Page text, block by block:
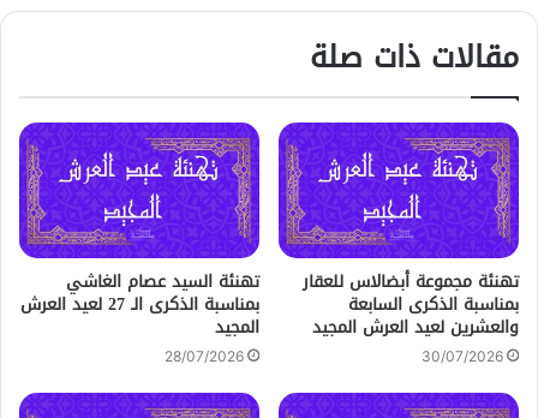
مقالات ذات صلة
تهنئة مجموعة أبضالاس للعقار
بمناسبة الذكرى السابعة
والعشرين لعيد العرش المجيد
30/07/2026
تهنئة السيد عصام الغاشي
بمناسبة الذكرى الـ 27 لعيد العرش
المجيد
28/07/2026